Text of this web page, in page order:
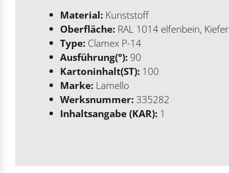
Material: Kunststoff
Oberfläche: RAL 1014 elfenbein, Kiefer
Type: Clamex P-14
Ausführung(°): 90
Kartoninhalt(ST): 100
Marke: Lamello
Werksnummer: 335282
Inhaltsangabe (KAR): 1